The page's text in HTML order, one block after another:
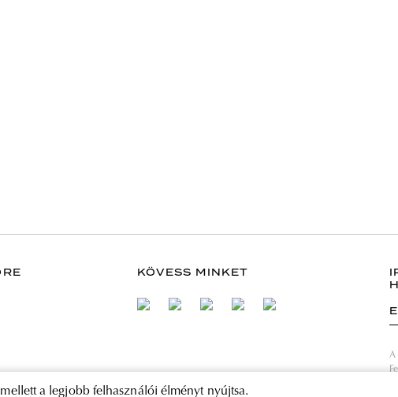
a legjobb felhasználói élményt nyújtsa.
KÖVESS MINKET
A